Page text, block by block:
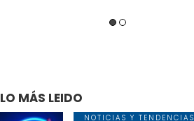
LO MÁS LEIDO
NOTICIAS Y TENDENCIAS